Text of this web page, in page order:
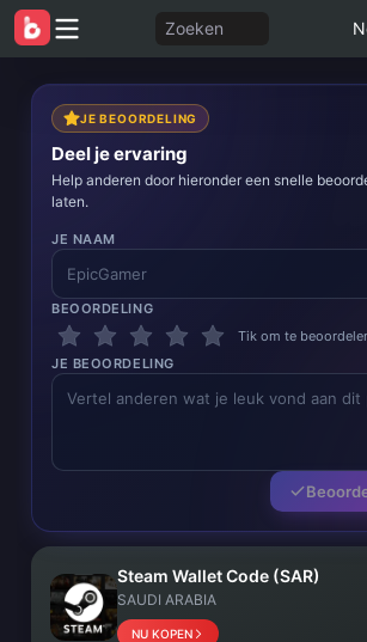
Zoeken
JE BEOORDELING
Deel je ervaring
Help anderen door hieronder een snelle
laten.
JE NAAM
BEOORDELING
Tik om te
JE BEOORDELING
Steam Wallet Code (SAR)
SAUDI ARABIA
NU KOPEN